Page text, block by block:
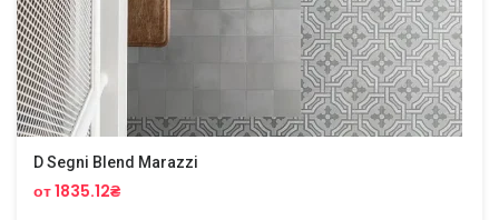
D Segni Blend Marazzi
от 1835.12₴